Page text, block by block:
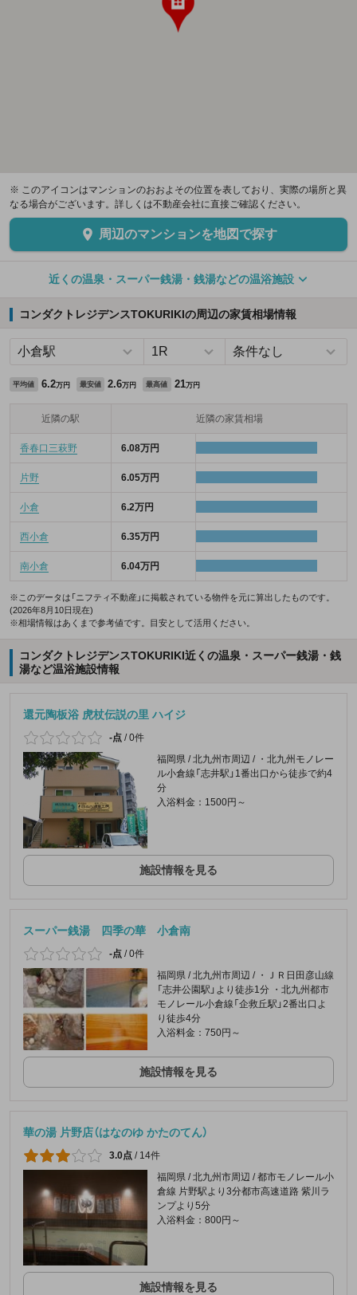
※ このアイコンはマンションのおおよその位置を表しており、実際の場所と異
なる場合がございます。詳しくは不動産会社に直接ご確認ください。
周辺のマンションを地図で探す
近くの温泉・スーパー銭湯・銭湯などの温浴施設
コンダクトレジデンスTOKURIKIの周辺の家賃相場情報
平均値 6.2万円 最安値 2.6万円 最高値 21万円
近隣の駅 近隣の家賃相場
香春口三萩野 6.08万円
片野 6.05万円
小倉 6.2万円
西小倉 6.35万円
南小倉 6.04万円
※このデータは「ニフティ不動産」に掲載されている物件を元に算出したものです。
(2026年8月10日現在)
※相場情報はあくまで参考値です。目安として活用ください。
コンダクトレジデンスTOKURIKI近くの温泉・スーパー銭湯・銭
湯など温浴施設情報
還元陶板浴 虎杖伝説の里 ハイジ
-点 /0件
福岡県 / 北九州市周辺 / ・北九州モノレー
ル小倉線「志井駅」1番出口から徒歩で約4
分
入浴料金：1500円～
施設情報を見る
スーパー銭湯 四季の華 小倉南
-点 /0件
福岡県 / 北九州市周辺 / ・ＪＲ日田彦山線
「志井公園駅」より徒歩1分 ・北九州都市
モノレール小倉線「企救丘駅」2番出口よ
り徒歩4分
入浴料金：750円～
施設情報を見る
華の湯 片野店（はなのゆ かたのてん）
3.0点 / 14件
福岡県 / 北九州市周辺 / 都市モノレール小
倉線 片野駅より3分都市高速道路 紫川ラ
ンプより5分
入浴料金：800円～
施設情報を見る